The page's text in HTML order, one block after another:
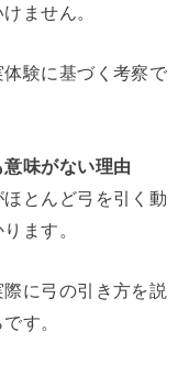
ません。
験に基づく考察で
味がない理由
とんど弓を引く動
ます。
に弓の引き方を説
す。